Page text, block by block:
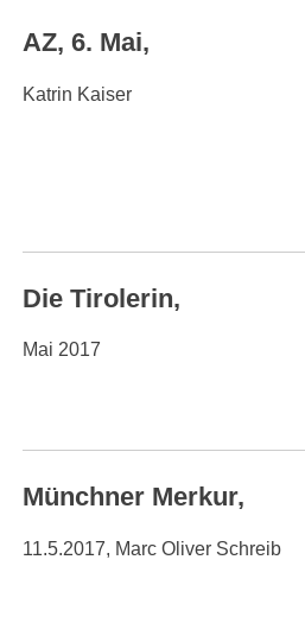
AZ, 6. Mai,
Katrin Kaiser
Die Tirolerin,
Mai 2017
Münchner Merkur,
11.5.2017, Marc Oliver Schreib